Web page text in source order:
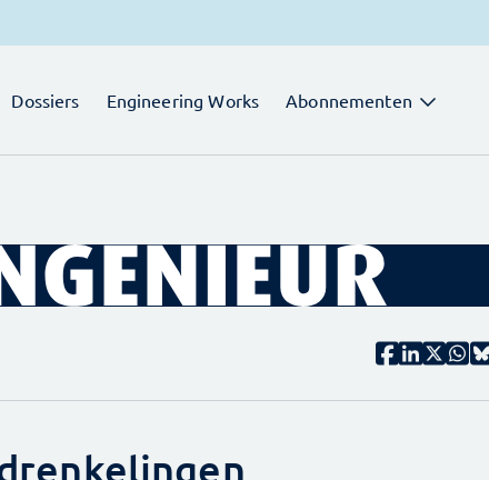
Dossiers Engineering Works Abonnementen